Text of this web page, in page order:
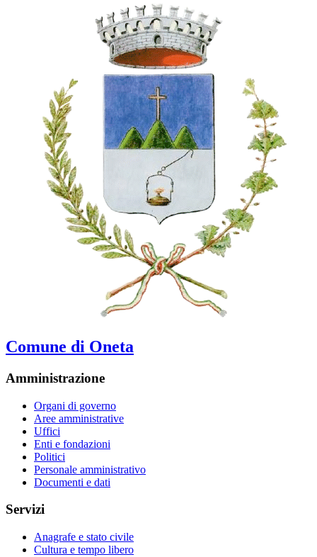
Comune di Oneta
Amministrazione
Organi di governo
Aree amministrative
Uffici
Enti e fondazioni
Politici
Personale amministrativo
Documenti e dati
Servizi
Anagrafe e stato civile
Cultura e tempo libero